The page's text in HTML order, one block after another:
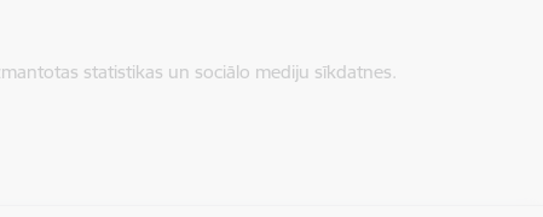
statistikas un sociālo mediju sīkdatnes.